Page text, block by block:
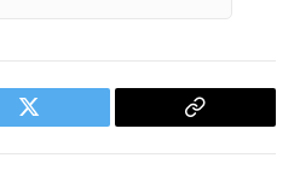
Twitter
Copy